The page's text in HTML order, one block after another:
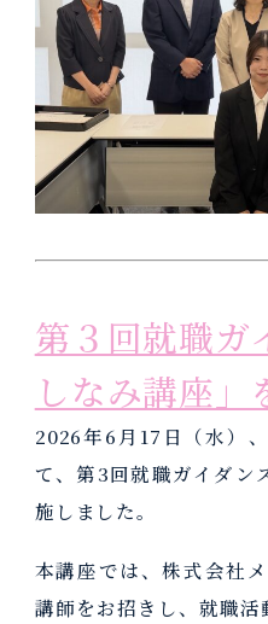
第３回就職ガ
しなみ講座」
2026年6月17日（水）
て、第3回就職ガイダン
施しました。
本講座では、株式会社
講師をお招きし、就職